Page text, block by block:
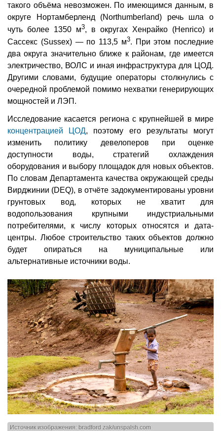
такого объёма невозможен. По имеющимся данным, в
округе Нортамберленд (Northumberland) речь шла о
чуть более 1350 м3, в округах Хенрайко (Henrico) и
Сассекс (Sussex) — по 113,5 м3. При этом последние
два округа значительно ближе к районам, где имеется
электричество, ВОЛС и иная инфраструктура для ЦОД.
Другими словами, будущие операторы столкнулись с
очередной проблемой помимо нехватки генерирующих
мощностей и ЛЭП.
Исследование касается региона с крупнейшей в мире
концентрацией ЦОД, поэтому его результаты могут
изменить политику девелоперов при оценке
доступности воды, стратегий охлаждения
оборудования и выбору площадок для новых объектов.
По словам Департамента качества окружающей среды
Вирджинии (DEQ), в отчёте задокументированы уровни
грунтовых вод, которых не хватит для
водопользования крупными индустриальными
потребителями, к числу которых относятся и дата-
центры. Любое строительство таких объектов должно
будет опираться на муниципальные или
альтернативные источники воды.
Источник изображения: bradford zak/unspalsh.com